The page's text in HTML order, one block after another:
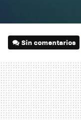
Sin comentarios